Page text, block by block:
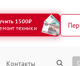
1500₽
техники
Контакты